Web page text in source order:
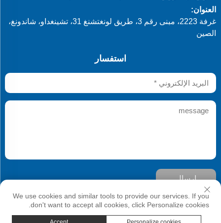
العنوان:
غرفة 2223، مبنى رقم 3، طريق لونغتشنغ 31، تشينغداو، شاندونغ،
الصين
استفسار
إرسال
حقوق النشر © شركة Qingdao Develop Chemistry Co., Ltd. جميع
الحقوق محفوظة
We use cookies and similar tools to provide our services. If you
don't want to accept all cookies, click Personalize cookies.